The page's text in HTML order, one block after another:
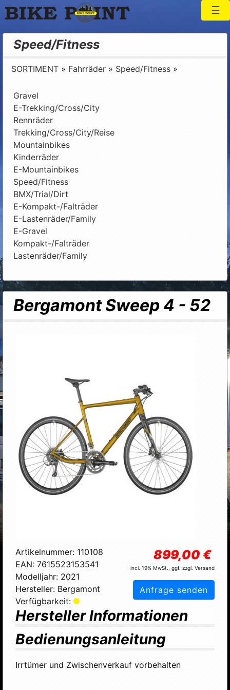
Bike Point
Speed/Fitness
SORTIMENT » Fahrräder » Speed/Fitness »
Gravel
E-Trekking/Cross/City
Rennräder
Trekking/Cross/City/Reise
Mountainbikes
Kinderräder
E-Mountainbikes
Speed/Fitness
BMX/Trial/Dirt
E-Kompakt-/Falträder
E-Lastenräder/Family
E-Gravel
Kompakt-/Falträder
Lastenräder/Family
Bergamont Sweep 4 - 52
Artikelnummer: 110108
EAN: 7615523153541
Modelljahr: 2021
Hersteller: Bergamont
Verfügbarkeit:
899,00 €
incl. 19% MwSt., ggf. zzgl. Versand
Anfrage senden
Hersteller Informationen
Bedienungsanleitung
Irrtümer und Zwischenverkauf vorbehalten